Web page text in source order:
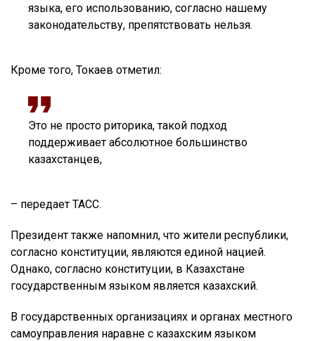
языка, его использованию, согласно нашему
законодательству, препятствовать нельзя.
Кроме того, Токаев отметил:
Это не просто риторика, такой подход
поддерживает абсолютное большинство
казахстанцев,
– передает ТАСС.
Президент также напомнил, что жители республики,
согласно конституции, являются единой нацией.
Однако, согласно конституции, в Казахстане
государственным языком является казахский.
В государственных организациях и органах местного
самоуправления наравне с казахским языком